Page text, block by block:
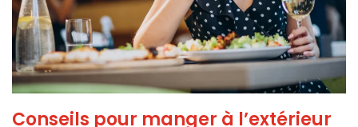
Conseils pour manger à ​l’extérieur